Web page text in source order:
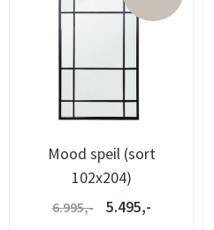
Mood speil (sort
102x204)
6.995,- 5.495,-